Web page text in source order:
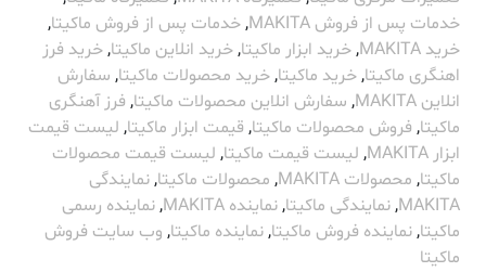
خدمات پس از فروش MAKITA
,خدمات پس از فروش ماکیتا,
خرید MAKITA
,خرید ابزار ماکیتا,خرید انلاین ماکیتا,خرید فرز
اهنگری ماکیتا,خرید ماکیتا,خرید محصولات ماکیتا, سفارش
انلاین MAKITA
, سفارش انلاین محصولات ماکیتا, فرز آهنگری
ماکیتا, فروش محصولات ماکیتا, قیمت ابزار ماکیتا, لیست قیمت
ابزار MAKITA
, لیست قیمت ماکیتا, لیست قیمت محصولات
ماکیتا, محصولات MAKITA , محصولات ماکیتا,نمایندگی
MAKITA
,نمایندگی ماکیتا,نماینده MAKITA ,نماینده رسمی
ماکیتا,نماینده فروش ماکیتا,نماینده ماکیتا, وب سایت فروش
ماکیتا